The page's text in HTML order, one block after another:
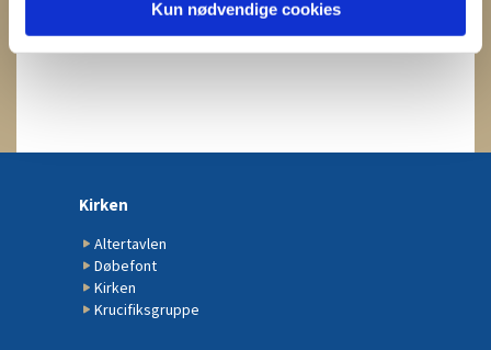
Kun nødvendige cookies
Kirken
Altertavlen
Døbefont
Kirken
Krucifiksgruppe